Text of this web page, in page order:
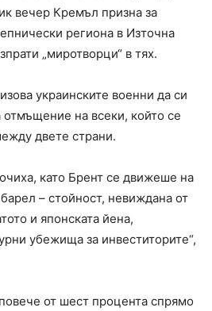
вечер Кремъл призна за
региона в Източна
„миротворци“ в тях.
украинските военни да си
на всеки, който се
двете страни.
като Брент се движеше на
– стойност, невиждана от
и японската йена,
убежища за инвеститорите“,
от шест процента спрямо